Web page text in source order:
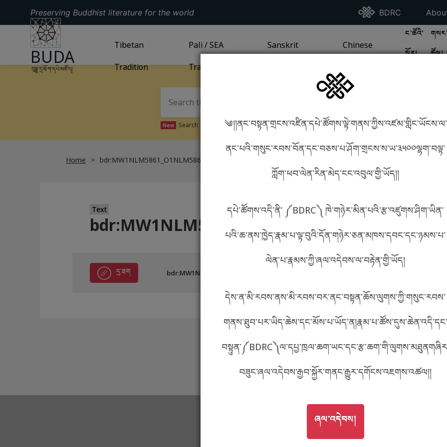
བོད་ཡིག
English
ភាសាខ្មែរ
Preserving Buddhist literature for the world Go To BDRC
BDRC Go
GO TO HOMEPAGE
BUDA
བུདྡྷ་དྲ་ཐོག་དཔེ་མཛོད།
GO TOTIBETAN TRADITIONPAGE
Tibetan
Tradition
GO TOPALI / SEA TRADITIONPAGE
Pali / SEA
Tradition
GO TOSANSKRIT TRADITION
Sanskrit
GO TOCHINESE TRADITION
Chinese
GO TO
ང་ཚོའི་
སྐོར།
GO
ཚོལ།
༄།།ནང་བསྟན་གྲངས་འཛིན་དཔེ་ཚོགས་ལྟེ་གནས་ཀྱིས་འཛམ་གླིང་ཡོངས་ལ་
ནང་པའི་གསུང་རབས་བོན་དང་བཅས་པ་ཤོག་གྲངས་ས་ཡ་༣༥༠༠ལྷག་བལྟ་
ཀློག་ཕབ་ལེན་རིན་མེད་ངང་འབུལ་གྱི་ཡོད།།
དཔེ་ཚོགས་འདི་ནི་ ༼BDRC༽ ཁེ་གཉེར་མིན་པའི་རྩ་འཛུགས་ཤིག་ཡིན་
པའི་ཆ་ནས་ཁྱེད་རྣམ་པ་ལྟ་བུའི་དོན་གཉེར་ཅན་མཁས་དབང་དང་ཉམས་པ་
ལེན་པ་རྣམས་ཀྱི་ཞལ་འདེབས་ལ་བརྟེན་གྱི་ཡོད།
དེས་ན་མི་རབས་ནས་མི་རབས་བར་ནང་བསྟན་ཆོས་ལུགས་ཀྱི་གསུང་རབས་
གནས་ཐུབ་པར་ཡིད་ཆེས་དང་མོས་པ་ཡོད་ན།རྣམ་པ་ཚོས་དུས་ཆེན་འདི་དང་
བཟུང་ཞལ་འདེབས་རྒྱབ་སྐྱོར་གནང་རྒྱུར་དགོངས་འཇགས་འཚལ།།
GO TOཞལ་འདེབས།
ཞལ་འདེབས།
New Search Tibetan in phonetics! How to find things?
Home bdr:MW1NLM5861_O1NLM5861_011
Text
bdr:MW1NLM5861_O1NLM5861_011
དྲ་ཐག bdr:MW1NLM5861_O1NLM5861_011 metadata ཕབ་ལེན།